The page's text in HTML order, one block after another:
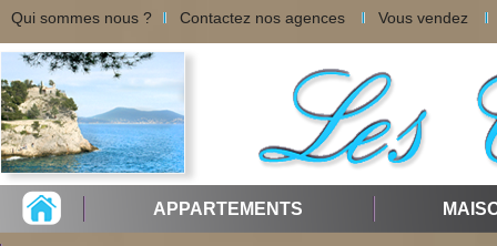
Qui sommes nous ? Contactez nos agences Vous vendez
APPARTEMENTS